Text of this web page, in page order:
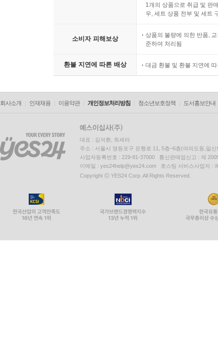
1개의 상품으로 취급 및 판
우, 세트 상품 전부 및 세트
소비자 피해보상
상품의 불량에 의한 반품,
준하여 처리됨
환불 지연에 따른 배상 대금 환불 및 환불 지연에
회사소개 인재채용 이용약관 개인정보처리방침 청소년보호정책 도서홍보안내
대표 : 김석환, 최세라
주소 : 서울시 영등포구 은행로 11, 5층~6층(여의도동,일신
사업자등록번호 : 229-81-37000 통신판매업신고 : 제
이메일 : yes24help@yes24.com 호스팅 서비스사업자 :
Copyright ⓒ YES24 Corp. All Rights Reserved.